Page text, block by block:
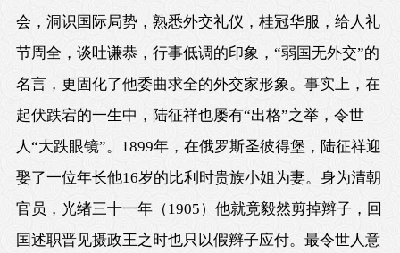
会，洞识国际局势，熟悉外交礼仪，桂冠华服，给人礼
节周全，谈吐谦恭，行事低调的印象，“弱国无外交”的
名言，更固化了他委曲求全的外交家形象。事实上，在
起伏跌宕的一生中，陆征祥也屡有“出格”之举，令世
人“大跌眼镜”。1899年，在俄罗斯圣彼得堡，陆征祥迎
娶了一位年长他16岁的比利时贵族小姐为妻。身为清朝
官员，光绪三十一年（1905）他就竟毅然剪掉辫子，回
国述职晋见摄政王之时也只以假辫子应付。最令世人意